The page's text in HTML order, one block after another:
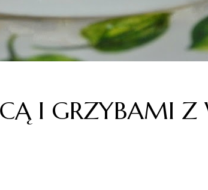
I GRZYBAMI Z